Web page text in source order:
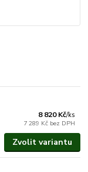
8 820 Kč/ks
7 289 Kč bez DPH
Zvolit variantu